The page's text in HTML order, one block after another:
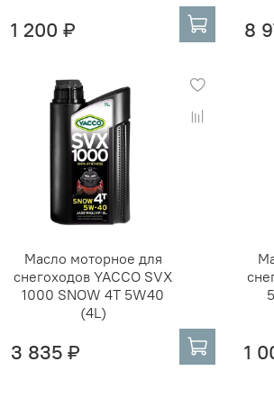
1 200 ₽ 8
Масло моторное для
снегоходов YACCO SVX
1000 SNOW 4T 5W40
(4L)
3 835 ₽ 1